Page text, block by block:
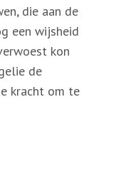
die aan de
een wijsheid
kon
de
kracht om te